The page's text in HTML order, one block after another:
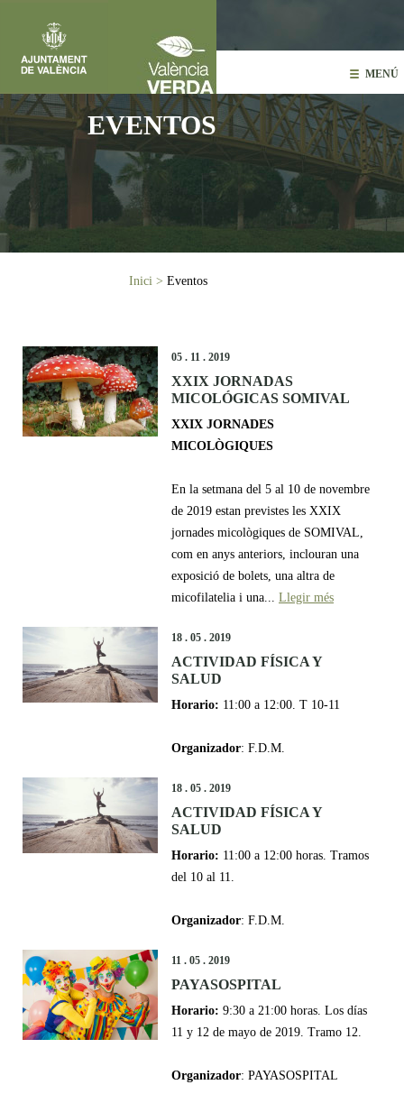
MENÚ
EVENTOS
Inici > Eventos
05 . 11 . 2019
XXIX JORNADAS
MICOLÓGICAS SOMIVAL
XXIX JORNADES
MICOLÒGIQUES
En la setmana del 5 al 10 de novembre
de 2019 estan previstes les XXIX
jornades micològiques de SOMIVAL,
com en anys anteriors, inclouran una
exposició de bolets, una altra de
micofilatelia i una... Llegir més
18 . 05 . 2019
ACTIVIDAD FÍSICA Y
SALUD
Horario: 11:00 a 12:00. T 10-11
Organizador: F.D.M.
18 . 05 . 2019
ACTIVIDAD FÍSICA Y
SALUD
Horario: 11:00 a 12:00 horas. Tramos
del 10 al 11.
Organizador: F.D.M.
11 . 05 . 2019
PAYASOSPITAL
Horario: 9:30 a 21:00 horas. Los días
11 y 12 de mayo de 2019. Tramo 12.
Organizador: PAYASOSPITAL